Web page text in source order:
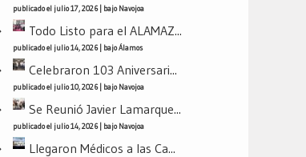
publicado el julio 17, 2026| bajoNavojoa
Todo Listo para el ALAMAZ...
publicado el julio 14, 2026| bajoÁlamos
Celebraron 103 Aniversari...
publicado el julio 10, 2026| bajoNavojoa
Se Reunió Javier Lamarque...
publicado el julio 14, 2026| bajoNavojoa
Llegaron Médicos a las Ca...